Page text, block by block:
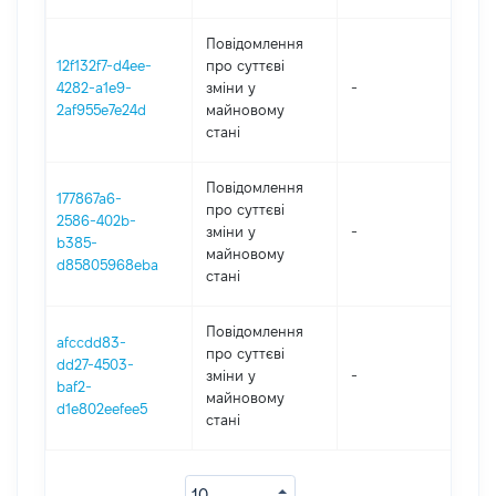
12f132f7-d4ee-
4282-a1e9-
2af955e7e24d
Повідомлення
про суттєві
зміни y
майновому
стані
-
177867a6-
2586-402b-
b385-
d85805968eba
Повідомлення
про суттєві
зміни y
майновому
стані
-
afccdd83-
dd27-4503-
baf2-
d1e802eefee5
Повідомлення
про суттєві
зміни y
майновому
стані
-